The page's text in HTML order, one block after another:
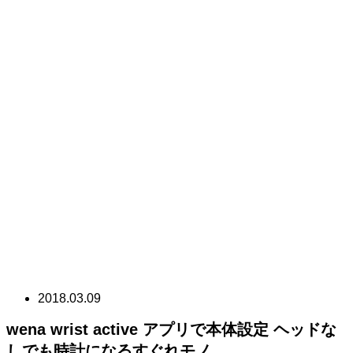
2018.03.09
wena wrist active アプリで本体設定 ヘッドな